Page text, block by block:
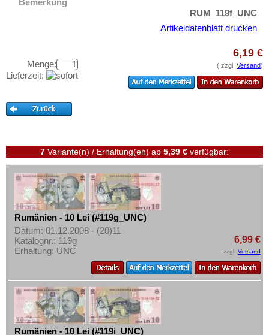
Schweiz
Slowakei
Spitzbergen
Tatarstan
Transnistrien
Tschechische Republik
Tschechoslowakei
Türkei
Ungarn
Vatikan
Weissrussland
Testbanknoten
Aufbewahrung
Gutscheine
Ihre Bewertungen
Informationen
Preislisten
Ankauf
Erhaltungsgrade
Gratisbanknoten
FAQ
Zahlungsbedingungen
Privatsphäre und Datenschutz
Widerrufsbelehrung
Bemerkung
RUM_119f_UNC
Artikeldatenblatt drucken
Menge:
Lieferzeit:
6,19 €
( zzgl. Versand)
7 Variante(n) / Erhaltung(en) ab 5,39 € verfügbar:
Rumänien - 10 Lei (#119g_UNC)
Datum: 01.12.2008 - (20)11
Katalognr.: 119g
Erhaltung: UNC
6,99 €
zzgl. Versand
Rumänien - 10 Lei (#119i_UNC)